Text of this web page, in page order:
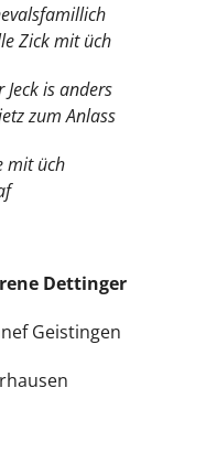
Zick mit üch
is anders
zum Anlass
mit üch
Dettinger
Geistingen